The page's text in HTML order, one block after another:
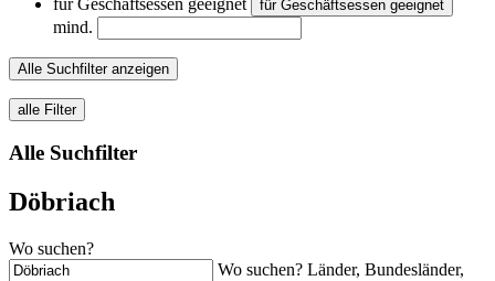
für Geschäftsessen geeignet
mind.
Alle Suchfilter anzeigen
alle Filter
Alle Suchfilter
Döbriach
Wo suchen?
Wo suchen? Länder, Bundesländer,